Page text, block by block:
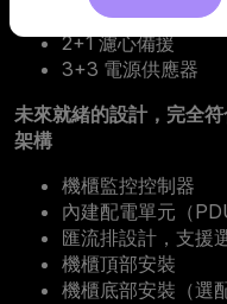
15+1 風扇備援
2+1 濾心備援
3+3 電源供應器
未來就緒的設計，完全
架構
機櫃監控控制器
內建配電單元（
匯流排設計，支援
機櫃頂部安裝
機櫃底部安裝（選配